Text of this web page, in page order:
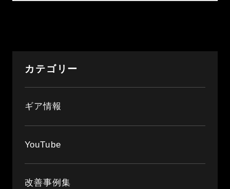
カテゴリー
ギア情報
YouTube
改善事例集